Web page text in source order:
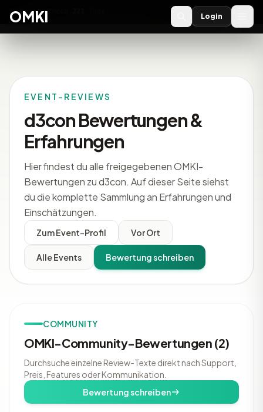
OMKI 2027
OMKI Login
EVENT-REVIEWS
d3con Bewertungen &
Erfahrungen
Hier findest du alle freigegebenen OMKI-
Bewertungen zu d3con. Auf dieser Seite siehst
du die komplette Sammlung an Erfahrungen und
Einschätzungen.
Zum Event-Profil Vor Ort
Alle Events Bewertung schreiben
COMMUNITY
OMKI-Community-Bewertungen (2)
Durchsuche einzelne Review-Texte direkt nach Support,
Preis, Features oder Kommunikation.
Bewertung schreiben